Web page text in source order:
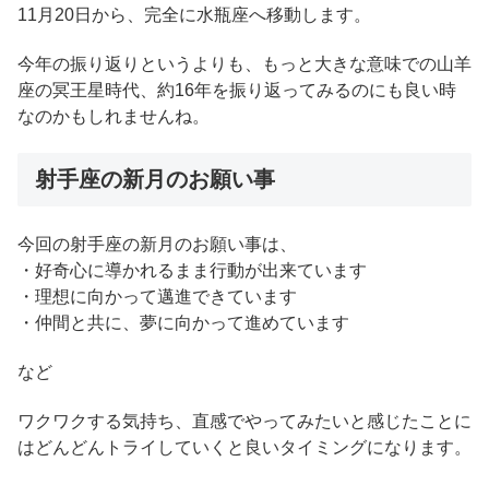
11月20日から、完全に水瓶座へ移動します。
今年の振り返りというよりも、もっと大きな意味での山羊
座の冥王星時代、約16年を振り返ってみるのにも良い時
なのかもしれませんね。
射手座の新月のお願い事
今回の射手座の新月のお願い事は、
・好奇心に導かれるまま行動が出来ています
・理想に向かって邁進できています
・仲間と共に、夢に向かって進めています
など
ワクワクする気持ち、直感でやってみたいと感じたことに
はどんどんトライしていくと良いタイミングになります。